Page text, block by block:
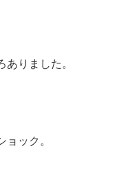
りました。
ック。